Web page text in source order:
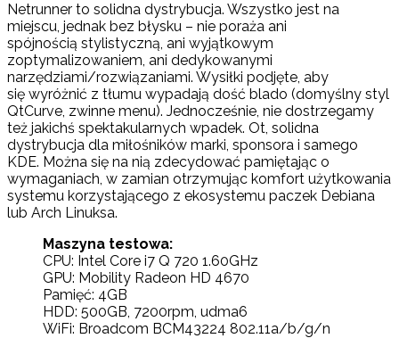
Netrunner to solidna dystrybucja. Wszystko jest na
miejscu, jednak bez błysku – nie poraża ani
spójnością stylistyczną, ani wyjątkowym
zoptymalizowaniem, ani dedykowanymi
narzędziami/rozwiązaniami. Wysiłki podjęte, aby
się wyróżnić z tłumu wypadają dość blado (domyślny styl
QtCurve, zwinne menu). Jednocześnie, nie dostrzegamy
też jakichś spektakularnych wpadek. Ot, solidna
dystrybucja dla miłośników marki, sponsora i samego
KDE. Można się na nią zdecydować pamiętając o
wymaganiach, w zamian otrzymując komfort użytkowania
systemu korzystającego z ekosystemu paczek Debiana
lub Arch Linuksa.
Maszyna testowa:
CPU: Intel Core i7 Q 720 1.60GHz
GPU: Mobility Radeon HD 4670
Pamięć: 4GB
HDD: 500GB, 7200rpm, udma6
WiFi: Broadcom BCM43224 802.11a/b/g/n